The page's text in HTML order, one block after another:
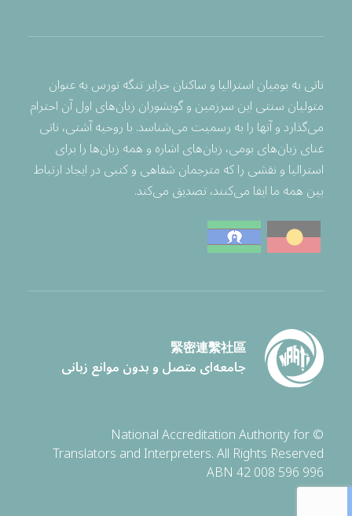
ناتی به بومیان استرالیا و ساکنان جزایر تنگه تورس به عنوان
متولیان سنتی این سرزمین و گویشوران زبان‌های اول آن احترام
می‌گذارد و آنها را به رسمیت می‌شناسد. با روحیه آشتی، ناتی
غنای زبان‌های بومی، زبان‌های اشاره و همه زبان‌ها را برای
استرالیا و نقشی را که مترجمان شفاهی و کتبی در ایجاد ارتباط
بین همه ما ایفا می‌کنند، تصدیق می‌کند.
緊密連繫社區
جامعه‌ای متصل و بدون موانع زبانی
© National Accreditation Authority for
Translators and Interpreters. All Rights Reserved
ABN 42 008 596 996